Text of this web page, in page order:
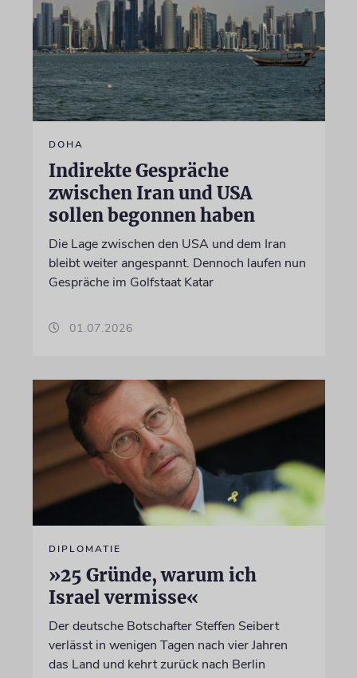
DOHA
Indirekte Gespräche
zwischen Iran und USA
sollen begonnen haben
Die Lage zwischen den USA und dem Iran
bleibt weiter angespannt. Dennoch laufen nun
Gespräche im Golfstaat Katar
01.07.2026
DIPLOMATIE
»25 Gründe, warum ich
Israel vermisse«
Der deutsche Botschafter Steffen Seibert
verlässt in wenigen Tagen nach vier Jahren
das Land und kehrt zurück nach Berlin